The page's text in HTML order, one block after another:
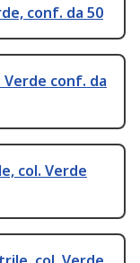
conf. da 50
conf. da
col. Verde